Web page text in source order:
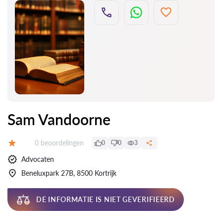
Sam Vandoorne
Beoordelingen:
0 beoordelingen 0 0 3
Advocaten
Beneluxpark 27B, 8500 Kortrijk
DE INFORMATIE IS NIET GEVERIFIEERD